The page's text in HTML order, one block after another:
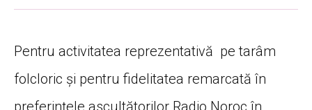
Pentru activitatea reprezentativă pe tarâm
folcloric și pentru fidelitatea remarcată în